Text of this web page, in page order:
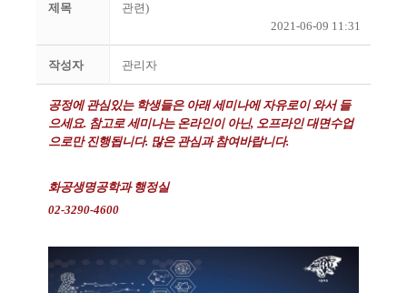
제목
관련)
2021-06-09 11:31
작성자 관리자
공정에 관심있는 학생들은 아래 세미나에 자유로이 와서 들
으세요. 참고로 세미나는 온라인이 아닌, 오프라인 대면수업
으로만 진행됩니다. 많은 관심과 참여바랍니다.
화공생명공학과 행정실
02-3290-4600